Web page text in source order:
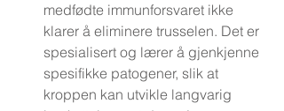
medfødte immunforsvaret ikke
klarer å eliminere trusselen. Det er
spesialisert og lærer å gjenkjenne
spesifikke patogener, slik at
kroppen kan utvikle langvarig